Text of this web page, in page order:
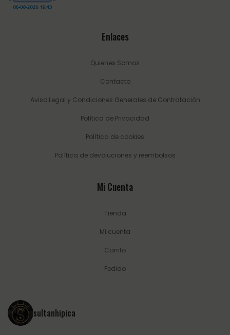
Enlaces
Quienes Somos
Contacto
Aviso Legal y Condiciones Generales de Contratación
Política de Privacidad
Política de cookies
Política de devoluciones y reembolsos
Mi Cuenta
Tienda
Mi cuenta
Carrito
Pedido
sultanhipica